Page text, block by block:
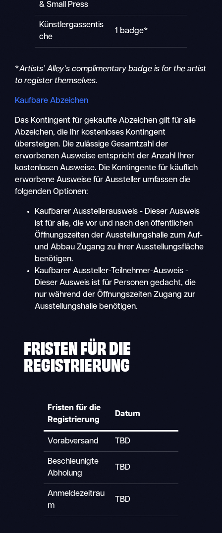
& Small Press
Künstlergassentis
che
1 badge*
*Artists’ Alley’s complimentary badge is for the artist
to register themselves.
Kaufbare Abzeichen
Das Kontingent für gekaufte Abzeichen gilt für alle
Abzeichen, die Ihr kostenloses Kontingent
übersteigen. Die zulässige Gesamtzahl der
erworbenen Ausweise entspricht der Anzahl Ihrer
kostenlosen Ausweise. Die Kontingente für käuflich
erworbene Ausweise für Aussteller umfassen die
folgenden Optionen:
Kaufbarer Ausstellerausweis - Dieser Ausweis
ist für alle, die vor und nach den öffentlichen
Öffnungszeiten der Ausstellungshalle zum Auf-
und Abbau Zugang zu ihrer Ausstellungsfläche
benötigen.
Kaufbarer Aussteller-Teilnehmer-Ausweis -
Dieser Ausweis ist für Personen gedacht, die
nur während der Öffnungszeiten Zugang zur
Ausstellungshalle benötigen.
FRISTEN FÜR DIE
REGISTRIERUNG
Fristen für die
Registrierung
Datum
Vorabversand TBD
Beschleunigte
Abholung
TBD
Anmeldezeitrau
m
TBD